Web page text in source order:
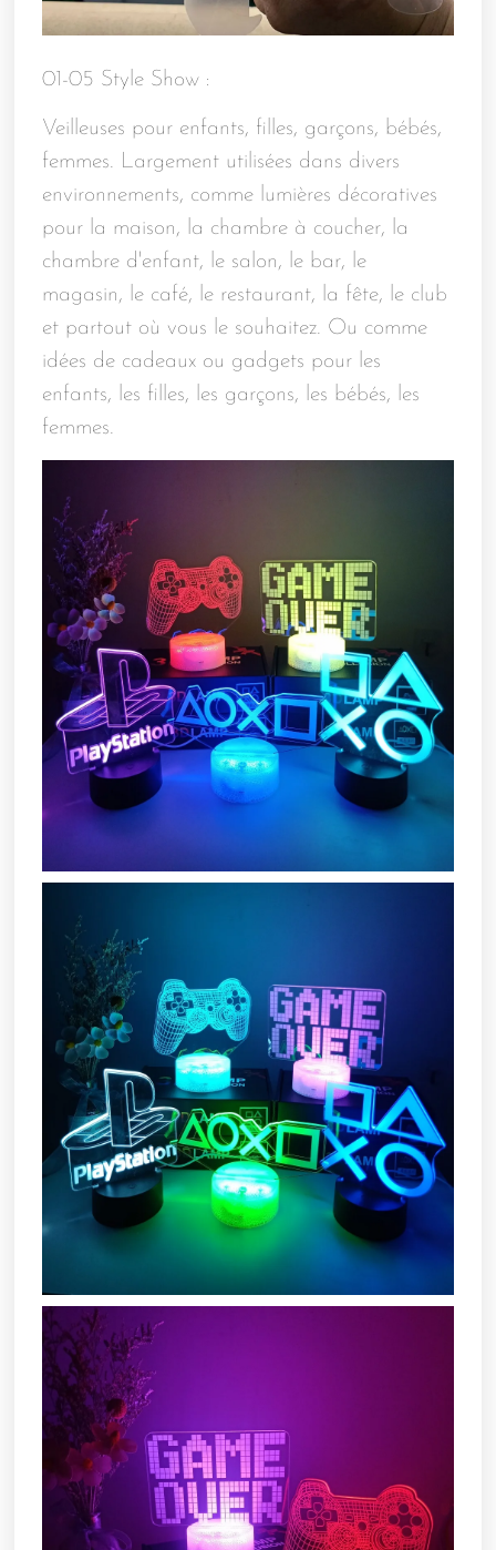
01-05 Style Show :
Veilleuses pour enfants, filles, garçons, bébés,
femmes. Largement utilisées dans divers
environnements, comme lumières décoratives
pour la maison, la chambre à coucher, la
chambre d'enfant, le salon, le bar, le
magasin, le café, le restaurant, la fête, le club
et partout où vous le souhaitez. Ou comme
idées de cadeaux ou gadgets pour les
enfants, les filles, les garçons, les bébés, les
femmes.